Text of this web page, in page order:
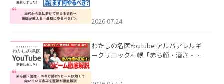
た。
2026.07.24
わたしの名医Youtube アルバアレルギ
ークリニック札幌「赤ら顔・酒さ・ニ